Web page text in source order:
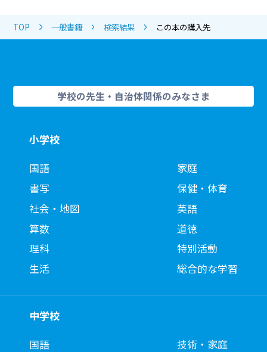
TOP 一般書籍 検索結果 この本の購入先
学校の先生・自治体関係のみなさま
小学校
国語
書写
社会・地図
算数
理科
生活
家庭
保健・体育
英語
道徳
特別活動
総合的な学習
中学校
国語
技術・家庭